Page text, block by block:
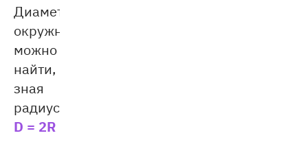
Диаметр
окружности
можно
найти,
зная
радиус:
D = 2R